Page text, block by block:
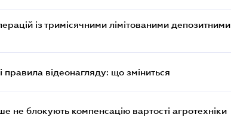
із тримісячними лімітованими депозитними
правила відеонагляду: що зміниться
не блокують компенсацію вартості агротехніки